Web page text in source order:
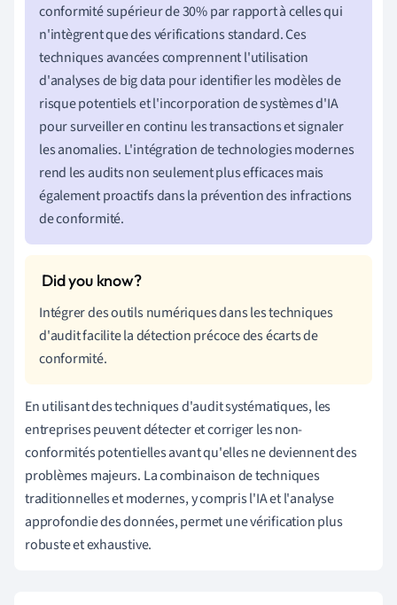
conformité supérieur de 30% par rapport à celles qui
n'intègrent que des vérifications standard. Ces
techniques avancées comprennent l'utilisation
d'analyses de big data pour identifier les modèles de
risque potentiels et l'incorporation de systèmes d'IA
pour surveiller en continu les transactions et signaler
les anomalies. L'intégration de technologies modernes
rend les audits non seulement plus efficaces mais
également proactifs dans la prévention des infractions
de conformité.
Intégrer des outils numériques dans les techniques
d'audit facilite la détection précoce des écarts de
conformité.
En utilisant des techniques d'audit systématiques, les
entreprises peuvent détecter et corriger les non-
conformités potentielles avant qu'elles ne deviennent des
problèmes majeurs. La combinaison de techniques
traditionnelles et modernes, y compris l'IA et l'analyse
approfondie des données, permet une vérification plus
robuste et exhaustive.